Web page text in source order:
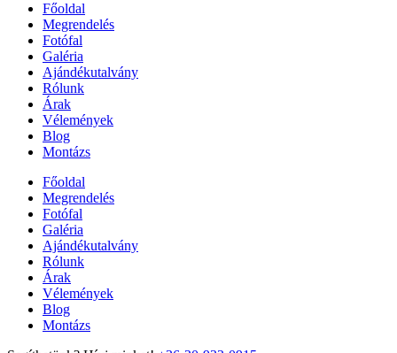
Főoldal
Megrendelés
Fotófal
Galéria
Ajándékutalvány
Rólunk
Árak
Vélemények
Blog
Montázs
Főoldal
Megrendelés
Fotófal
Galéria
Ajándékutalvány
Rólunk
Árak
Vélemények
Blog
Montázs